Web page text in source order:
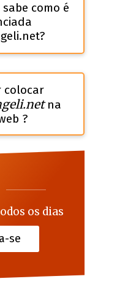
sabe como é
colocar
na
?
os dias
se